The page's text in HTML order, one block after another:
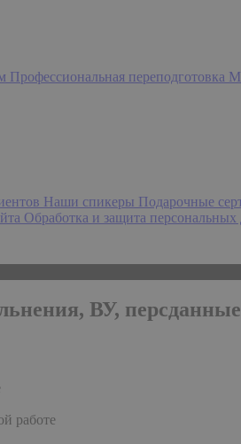
Профессиональная переподготовка
Наши спикеры Подарочные
Обработка и защита
ВУ,
работе